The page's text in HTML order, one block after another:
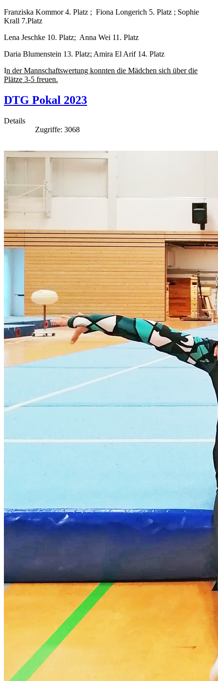
Franziska Kommor 4. Platz ; Fiona Longerich 5. Platz ; Sophie
Krall 7.Platz
Lena Jeschke 10. Platz; Anna Wei 11. Platz
Daria Blumenstein 13. Platz; Amira El Arif 14. Platz
In der Mannschaftswertung konnten die Mädchen sich über die
Plätze 3-5 freuen.
DTG Pokal 2023
Details
Zugriffe: 3068